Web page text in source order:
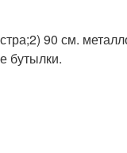
90 см.
бутылки.